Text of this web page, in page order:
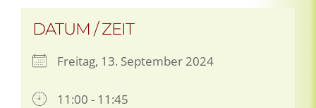
DATUM / ZEIT
Freitag, 13. September 2024
11:00 - 11:45